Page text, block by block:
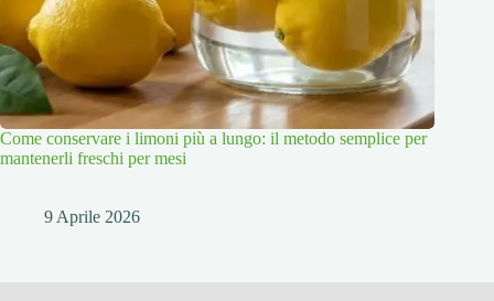
Come conservare i limoni più a lungo: il metodo semplice per
mantenerli freschi per mesi
9 Aprile 2026